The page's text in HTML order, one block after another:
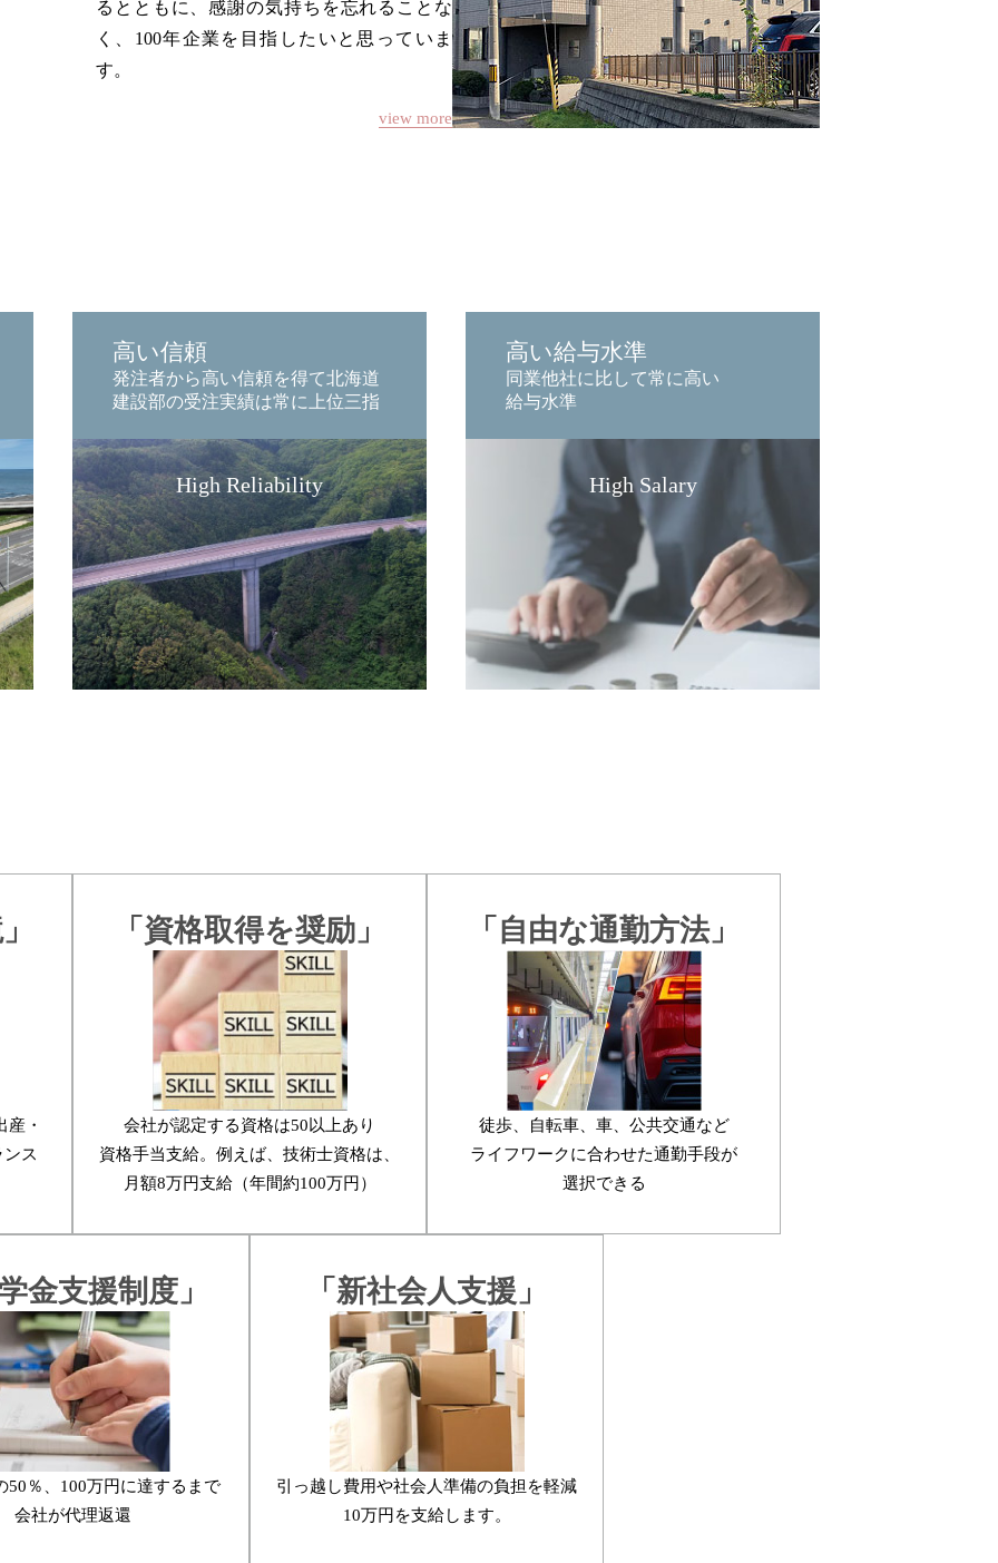
るとともに、感謝の気持ちを忘れることな
く、100年企業を目指したいと思っていま
す。
view more
高い信頼
発注者から高い信頼を得て北海道
建設部の受注実績は常に上位三指
High Reliability
高い給与水準
同業他社に比して常に高い
給与水準
High Salary
・
ス
「資格取得を奨励」
会社が認定する資格は50以上あり
資格手当支給。例えば、技術士資格は、
月額8万円支給（年間約100万円）
「自由な通勤方法」
徒歩、自転車、車、公共交通など
ライフワークに合わせた通勤手段が
選択できる
金支援制度」
50％、100万円に達するまで
会社が代理返還
「新社会人支援」
引っ越し費用や社会人準備の負担を軽減
10万円を支給します。